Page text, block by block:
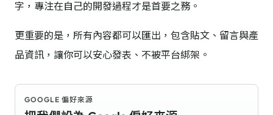
字，專注在自己的開發過程才是首要之務。
更重要的是，所有內容都可以匯出，包含貼文、留言與產
品資訊，讓你可以安心發表、不被平台綁架。
GOOGLE 偏好來源